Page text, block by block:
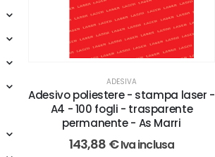
ADESIVA
Adesivo poliestere - stampa laser -
A4 - 100 fogli - trasparente
permanente - As Marri
143,88 €Iva inclusa